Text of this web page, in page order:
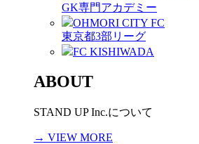
GK専門アカデミー
OHMORI CITY FC
東京都3部リーグ
FC KISHIWADA
ABOUT
STAND UP Inc.について
→ VIEW MORE